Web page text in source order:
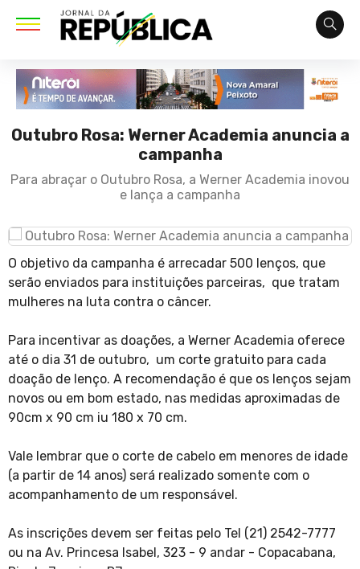
Outubro Rosa: Werner Academia anuncia a
campanha
Para abraçar o Outubro Rosa, a Werner Academia inovou
e lança a campanha
O objetivo da campanha é arrecadar 500 lenços, que
serão enviados para instituições parceiras, que tratam
mulheres na luta contra o câncer.
Para incentivar as doações, a Werner Academia oferece
até o dia 31 de outubro, um corte gratuito para cada
doação de lenço. A recomendação é que os lenços sejam
novos ou em bom estado, nas medidas aproximadas de
90cm x 90 cm iu 180 x 70 cm.
Vale lembrar que o corte de cabelo em menores de idade
(a partir de 14 anos) será realizado somente com o
acompanhamento de um responsável.
As inscrições devem ser feitas pelo Tel (21) 2542-7777
ou na Av. Princesa Isabel, 323 - 9 andar - Copacabana,